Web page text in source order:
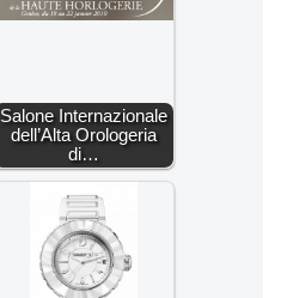
Salone Internazionale
dell’Alta Orologeria
di…